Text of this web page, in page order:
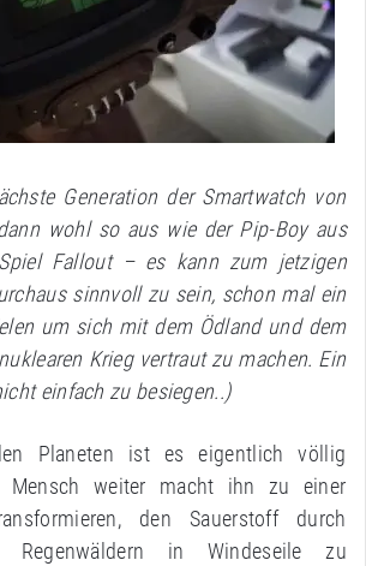
Generation der Smartwatch von
wohl so aus wie der Pip-Boy aus
Fallout – es kann zum jetzigen
sinnvoll zu sein, schon mal ein
um sich mit dem Ödland und dem
Krieg vertraut zu machen. Ein
einfach zu besiegen..)
Planeten ist es eigentlich völlig
Mensch weiter macht ihn zu einer
den Sauerstoff durch
Regenwäldern in Windeseile zu